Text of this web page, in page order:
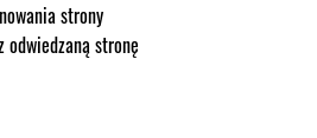
strony
stronę